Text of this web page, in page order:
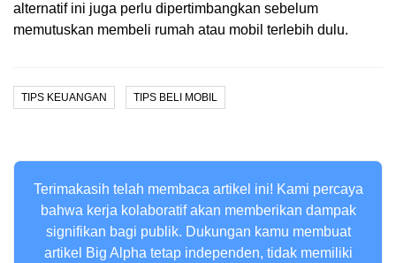
alternatif ini juga perlu dipertimbangkan sebelum
memutuskan membeli rumah atau mobil terlebih dulu.
TIPS KEUANGAN TIPS BELI MOBIL
Terimakasih telah membaca artikel ini! Kami percaya
bahwa kerja kolaboratif akan memberikan dampak
signifikan bagi publik. Dukungan kamu membuat
artikel Big Alpha tetap independen, tidak memiliki